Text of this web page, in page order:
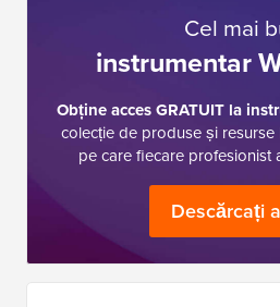
Cel mai
instrumentar
Obține acces GRATUIT la
colecție de produse și
pe care fiecare profesionist
Descărcați